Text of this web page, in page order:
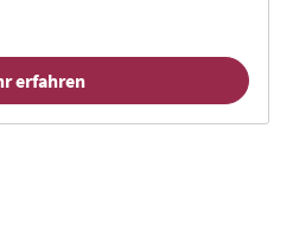
erfahren